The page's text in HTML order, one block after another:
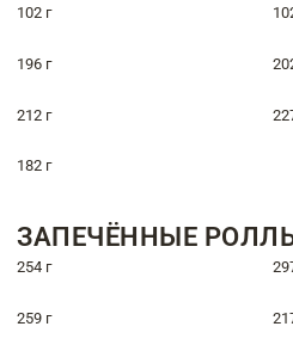
102 г
196 г
212 г
182 г
ЗАПЕЧЁННЫЕ
254 г
259 г